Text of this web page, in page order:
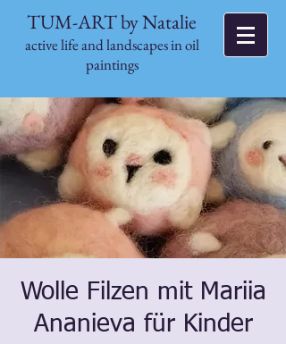
TUM-ART by Natalie
active life and landscapes in oil
paintings
Wolle Filzen mit Mariia
Ananieva für Kinder